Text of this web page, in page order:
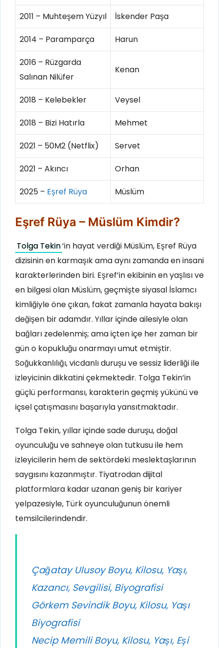
2011 – Muhteşem Yüzyıl İskender Paşa
2014 – Paramparça Harun
2016 – Rüzgarda
Salınan Nilüfer
Kenan
2018 – Kelebekler Veysel
2018 – Bizi Hatırla Mehmet
2021 – 50M2 (Netflix) Servet
2021 – Akıncı Orhan
2025 – Eşref Rüya Müslüm
Eşref Rüya – Müslüm Kimdir?
Tolga Tekin‘in hayat verdiği Müslüm, Eşref Rüya
dizisinin en karmaşık ama aynı zamanda en insani
karakterlerinden biri. Eşref’in ekibinin en yaşlısı ve
en bilgesi olan Müslüm, geçmişte siyasal İslamcı
kimliğiyle öne çıkan, fakat zamanla hayata bakışı
değişen bir adamdır. Yıllar içinde ailesiyle olan
bağları zedelenmiş; ama içten içe her zaman bir
gün o kopukluğu onarmayı umut etmiştir.
Soğukkanlılığı, vicdanlı duruşu ve sessiz liderliği ile
izleyicinin dikkatini çekmektedir. Tolga Tekin’in
güçlü performansı, karakterin geçmiş yükünü ve
içsel çatışmasını başarıyla yansıtmaktadır.
Tolga Tekin, yıllar içinde sade duruşu, doğal
oyunculuğu ve sahneye olan tutkusu ile hem
izleyicilerin hem de sektördeki meslektaşlarının
saygısını kazanmıştır. Tiyatrodan dijital
platformlara kadar uzanan geniş bir kariyer
yelpazesiyle, Türk oyunculuğunun önemli
temsilcilerindendir.
Çağatay Ulusoy Boyu, Kilosu, Yaşı,
Kazancı, Sevgilisi, Biyografisi
Görkem Sevindik Boyu, Kilosu, Yaşı
Biyografisi
Necip Memili Boyu, Kilosu, Yaşı, Eşi